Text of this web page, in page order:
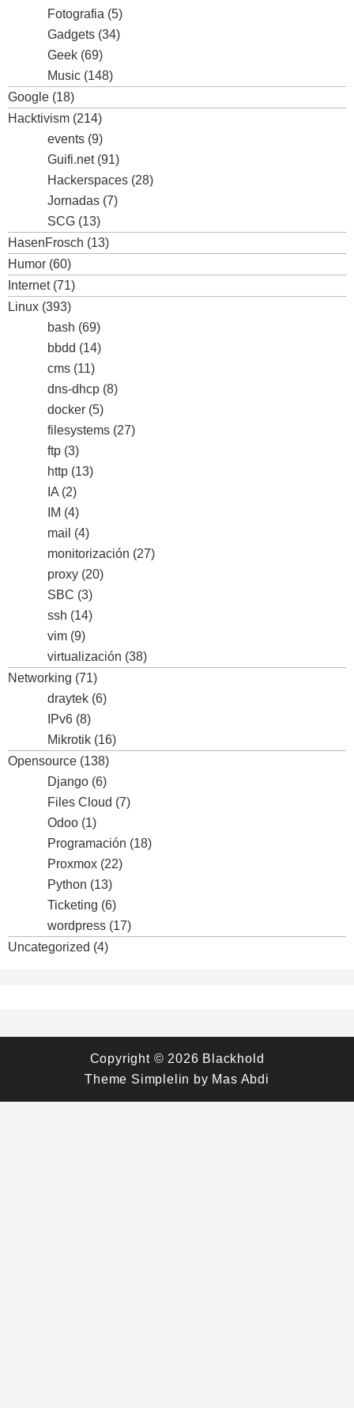
Fotografia (5)
Gadgets (34)
Geek (69)
Music (148)
Google (18)
Hacktivism (214)
events (9)
Guifi.net(91)
Hackerspaces (28)
Jornadas (7)
SCG (13)
HasenFrosch (13)
Humor (60)
Internet(71)
Linux (393)
bash (69)
bbdd (14)
cms (11)
dns-dhcp (8)
docker (5)
filesystems (27)
ftp (3)
http (13)
IA (2)
IM (4)
mail (4)
monitorización (27)
proxy (20)
SBC (3)
ssh (14)
vim (9)
virtualización (38)
Networking (71)
draytek (6)
IPv6 (8)
Mikrotik (16)
Opensource (138)
Django (6)
Files Cloud (7)
Odoo (1)
Programación (18)
Proxmox (22)
Python (13)
Ticketing (6)
wordpress (17)
Uncategorized (4)
Copyright © 2026 Blackhold
Theme Simplelin by Mas Abdi